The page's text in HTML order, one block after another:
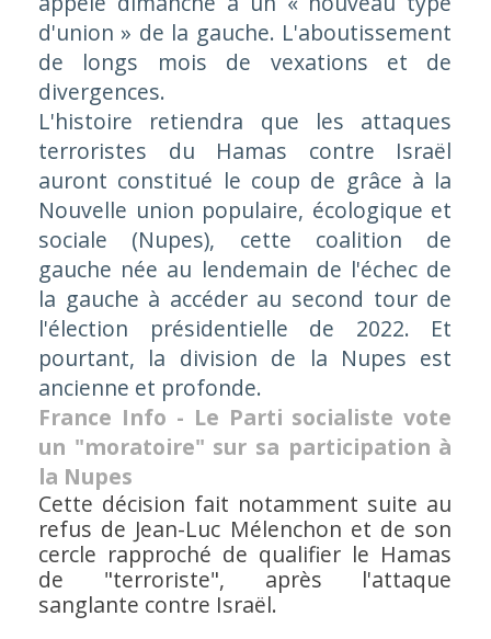
d'union » de la gauche. L'aboutissement
de longs mois de vexations et de
divergences.
L'histoire retiendra que les attaques
terroristes du Hamas contre Israël
auront constitué le coup de grâce à la
Nouvelle union populaire, écologique et
sociale (Nupes), cette coalition de
gauche née au lendemain de l'échec de
la gauche à accéder au second tour de
l'élection présidentielle de 2022. Et
pourtant, la division de la Nupes est
ancienne et profonde.
France Info - Le Parti socialiste vote
un "moratoire" sur sa participation à
la Nupes
Cette décision fait notamment suite au
refus de Jean-Luc Mélenchon et de son
cercle rapproché de qualifier le Hamas
de "terroriste", après l'attaque
sanglante contre Israël.